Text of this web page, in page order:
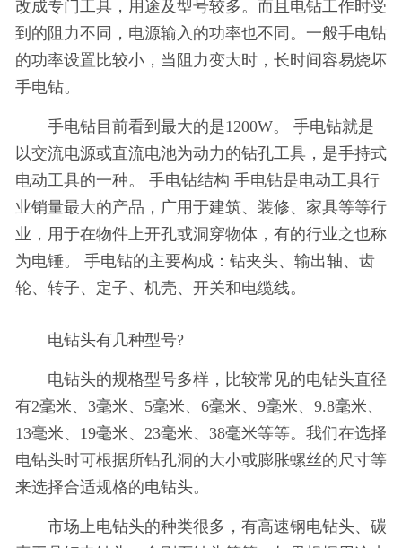
改成专门工具，用途及型号较多。而且电钻工作时受
到的阻力不同，电源输入的功率也不同。一般手电钻
的功率设置比较小，当阻力变大时，长时间容易烧坏
手电钻。
手电钻目前看到最大的是1200W。 手电钻就是
以交流电源或直流电池为动力的钻孔工具，是手持式
电动工具的一种。 手电钻结构 手电钻是电动工具行
业销量最大的产品，广用于建筑、装修、家具等等行
业，用于在物件上开孔或洞穿物体，有的行业之也称
为电锤。 手电钻的主要构成：钻夹头、输出轴、齿
轮、转子、定子、机壳、开关和电缆线。
电钻头有几种型号?
电钻头的规格型号多样，比较常见的电钻头直径
有2毫米、3毫米、5毫米、6毫米、9毫米、9.8毫米、
13毫米、19毫米、23毫米、38毫米等等。我们在选择
电钻头时可根据所钻孔洞的大小或膨胀螺丝的尺寸等
来选择合适规格的电钻头。
市场上电钻头的种类很多，有高速钢电钻头、碳